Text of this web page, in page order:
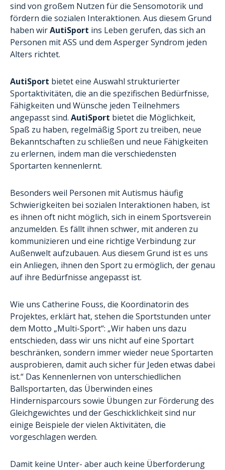
sind von großem Nutzen für die Sensomotorik und
fördern die sozialen Interaktionen. Aus diesem Grund
haben wirAutiSport ins Leben gerufen, das sich an
Personen mit ASS und dem Asperger Syndrom jeden
Alters richtet.
AutiSport bietet eine Auswahl strukturierter
Sportaktivitäten, die an die spezifischen Bedürfnisse,
Fähigkeiten und Wünsche jeden Teilnehmers
angepasst sind. AutiSport bietet die Möglichkeit,
Spaß zu haben, regelmäßig Sport zu treiben, neue
Bekanntschaften zu schließen und neue Fähigkeiten
zu erlernen, indem man die verschiedensten
Sportarten kennenlernt.
Besonders weil Personen mit Autismus häufig
Schwierigkeiten bei sozialen Interaktionen haben, ist
es ihnen oft nicht möglich, sich in einem Sportsverein
anzumelden. Es fällt ihnen schwer, mit anderen zu
kommunizieren und eine richtige Verbindung zur
Außenwelt aufzubauen. Aus diesem Grund ist es uns
ein Anliegen, ihnen den Sport zu ermöglich, der genau
auf ihre Bedürfnisse angepasst ist.
Wie uns Catherine Fouss, die Koordinatorin des
Projektes, erklärt hat, stehen die Sportstunden unter
dem Motto „Multi-Sport“: „Wir haben uns dazu
entschieden, dass wir uns nicht auf eine Sportart
beschränken, sondern immer wieder neue Sportarten
ausprobieren, damit auch sicher für Jeden etwas dabei
ist.“ Das Kennenlernen von unterschiedlichen
Ballsportarten, das Überwinden eines
Hindernisparcours sowie Übungen zur Förderung des
Gleichgewichtes und der Geschicklichkeit sind nur
einige Beispiele der vielen Aktivitäten, die
vorgeschlagen werden.
Damit keine Unter- aber auch keine Überforderung